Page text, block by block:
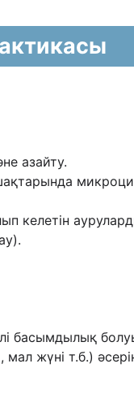
азайту.
келетін
басымдылық
мал жүні т.б.)